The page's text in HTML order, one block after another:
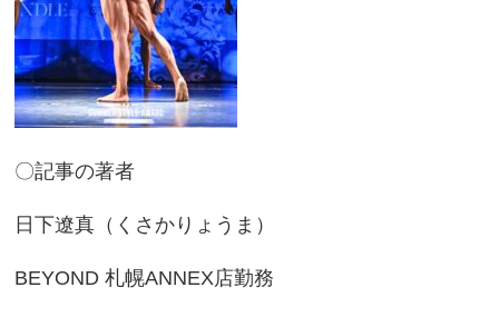
〇記事の著者
日下遼真（くさかりょうま）
BEYOND 札幌ANNEX店勤務